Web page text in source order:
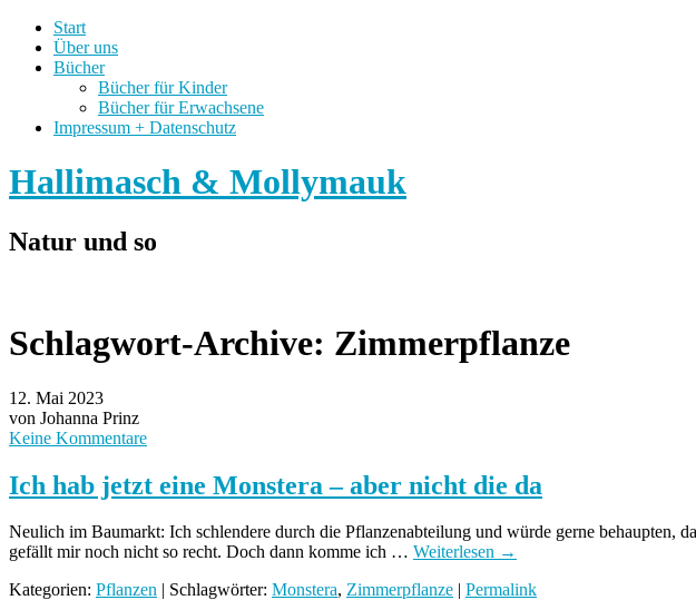
Start
Über uns
Bücher
Bücher für Kinder
Bücher für Erwachsene
Impressum + Datenschutz
Hallimasch & Mollymauk
Natur und so
Schlagwort-Archive: Zimmerpflanze
12. Mai 2023
von Johanna Prinz
Keine Kommentare
Ich hab jetzt eine Monstera – aber nicht die da
Neulich im Baumarkt: Ich schlendere durch die Pflanzenabteilung und würde gerne behaupten,
gefällt mir noch nicht so recht. Doch dann komme ich … Weiterlesen →
Kategorien: Pflanzen | Schlagwörter: Monstera, Zimmerpflanze
Permalink